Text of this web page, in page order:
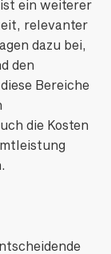
ein weiterer
relevanter
dazu bei,
den
Bereiche
die Kosten